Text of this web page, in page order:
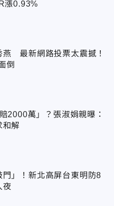
漲0.93%
燕 最新網路投票太震撼！
倒
2000萬」？張淑娟親曝：
和解
門」！新北高屏台東明防8
夜